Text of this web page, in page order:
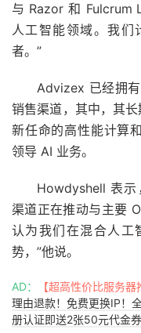
与 Razor 和 Fulcrum
人工智能领域。我们
者。”
Advizex 已经拥
销售渠道，其中，其
新任命的高性能计算
领导 AI 业务。
Howdyshell 表
渠道正在推动与主要
认为我们在混合人工
势，”他说。
AD： 【超高性价比服务器
理由退款！免费更换IP！
册认证即送2张50元代金券